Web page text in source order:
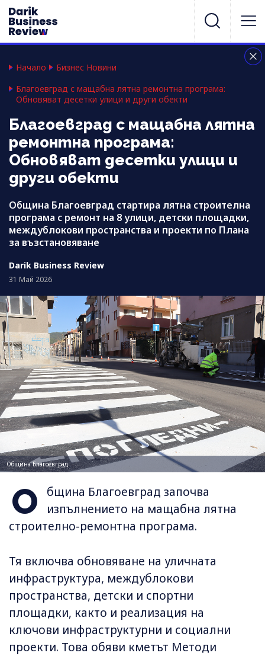
Начало
Бизнес Новини
Благоевград с мащабна лятна ремонтна програма:
Обновяват десетки улици и други обекти
Благоевград с мащабна лятна
ремонтна програма:
Обновяват десетки улици и
други обекти
Община Благоевград стартира лятна строителна
програма с ремонт на 8 улици, детски площадки,
междублокови пространства и проекти по Плана
за възстановяване
Darik Business Review
31 Май 2026
Община Благоевград
О
бщина Благоевград започва
изпълнението на мащабна лятна
строително-ремонтна програма.
Тя включва обновяване на уличната
инфраструктура, междублокови
пространства, детски и спортни
площадки, както и реализация на
ключови инфраструктурни и социални
проекти. Това обяви кметът Методи